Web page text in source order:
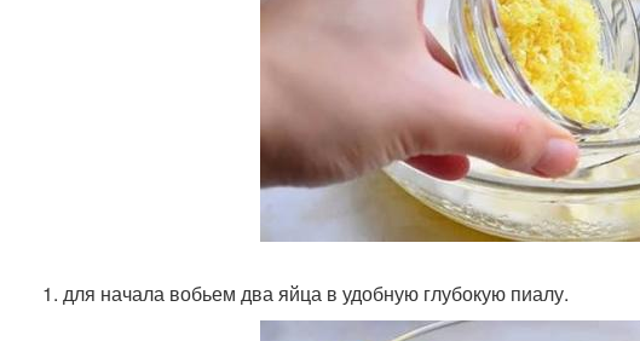
1. для начала вобьем два яйца в удобную глубокую пиалу.